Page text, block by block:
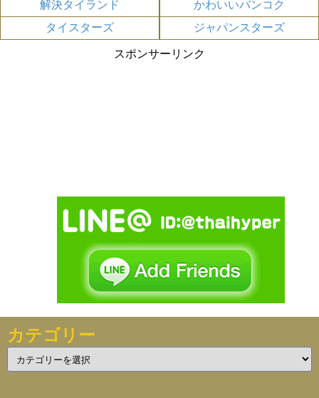
解決タイランド
かわいいバンコク
タイスターズ
ジャパンスターズ
スポンサーリンク
カテゴリー
テ